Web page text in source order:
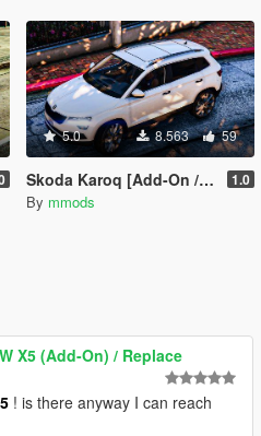
5.0 8.563 59
Skoda Karoq [Add-On / Replace] 1.0
By mmods
X5 (Add-On) / Replace
! is there anyway I can reach